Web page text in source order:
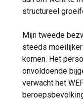
structureel
Mijn tweede
steeds
komen. Het
onvoldoende
verwacht het